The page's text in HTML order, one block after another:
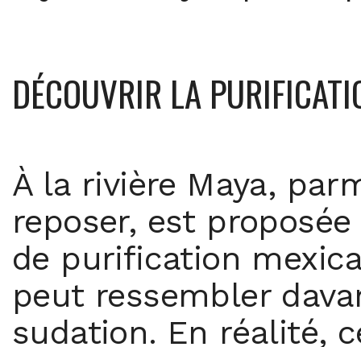
DÉCOUVRIR LA
À la rivière Maya,
reposer, est
de purification
peut ressembler
sudation. En réalité,